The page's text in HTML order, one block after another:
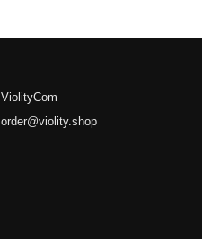
ViolityCom
order@violity.shop